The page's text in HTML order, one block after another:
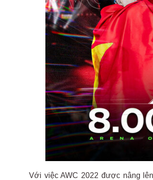
Với việc AWC 2022 được nâng